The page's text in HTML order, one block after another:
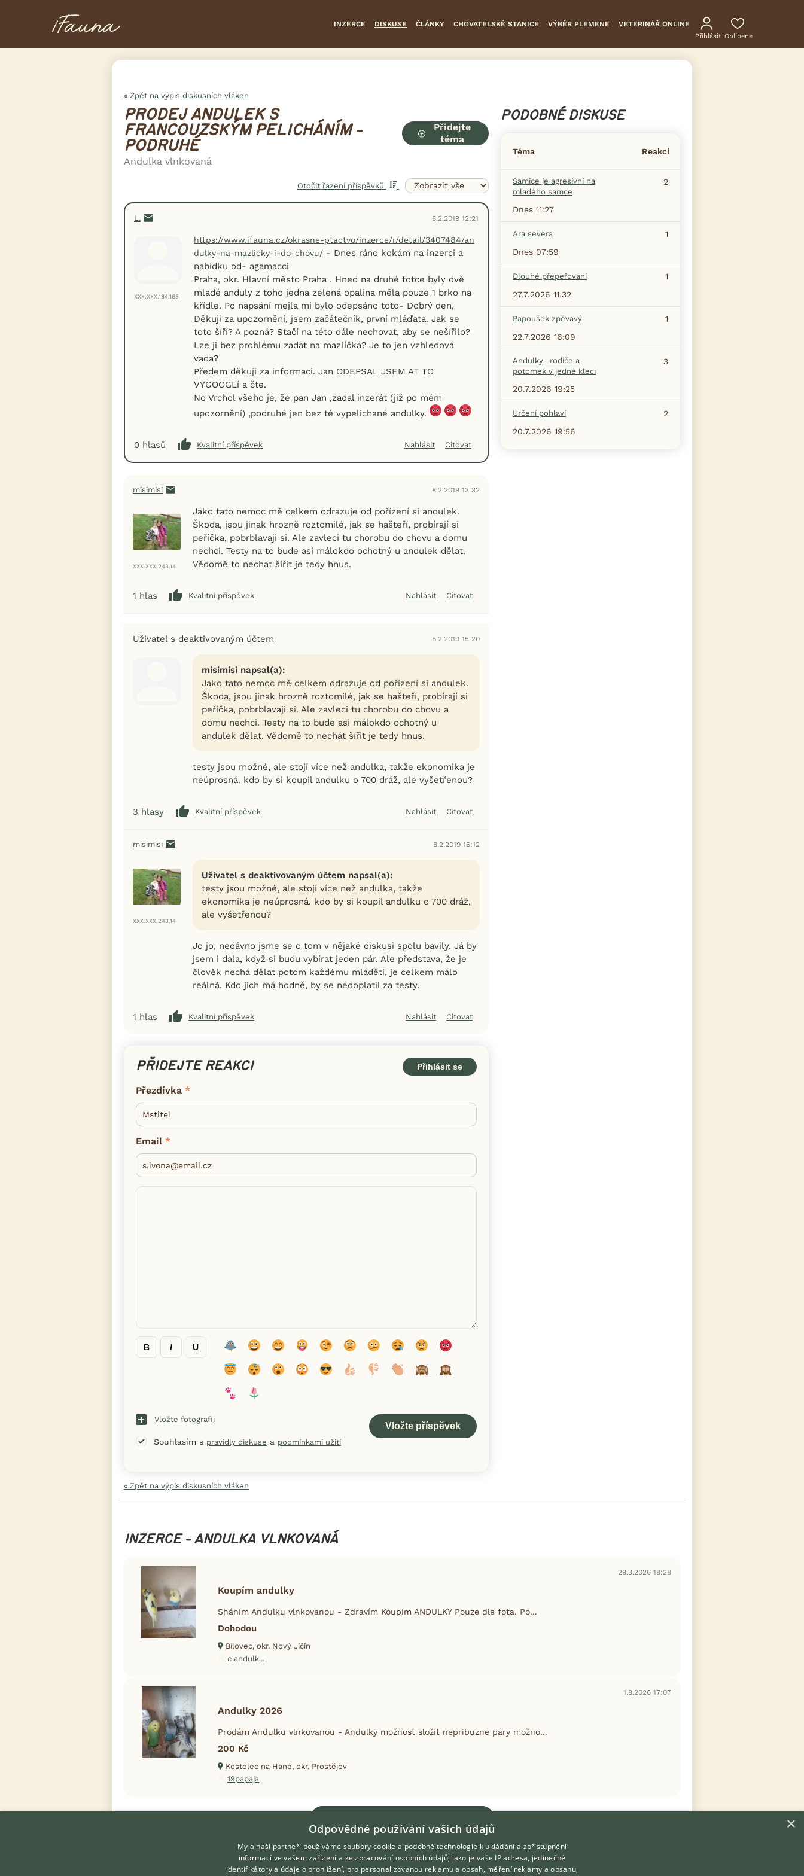
INZERCE DISKUSE ČLÁNKY CHOVATELSKÉ STANICE VÝBĚR PLEMENE VETERINÁŘ ONLINE
Přihlásit Oblíbené
« Zpět na výpis diskusních vláken
PRODEJ ANDULEK S
FRANCOUZSKÝM PELICHÁNÍM -
PODRUHÉ
Andulka vlnkovaná
Přidejte
téma
Otočit řazení příspěvků
L. 8.2.2019 12:21
XXX.XXX.184.165
https://www.ifauna.cz/okrasne-ptactvo/inzerce/r/detail/3407484/an
dulky-na-mazlicky-i-do-chovu/ - Dnes ráno kokám na inzerci a
nabídku od- agamacci
Praha, okr. Hlavní město Praha . Hned na druhé fotce byly dvě
mladé anduly z toho jedna zelená opalina měla pouze 1 brko na
křídle. Po napsání mejla mi bylo odepsáno toto- Dobrý den,
Děkuji za upozornění, jsem začátečník, první mláďata. Jak se
toto šíří? A pozná? Stačí na této dále nechovat, aby se nešířilo?
Lze ji bez problému zadat na mazlíčka? Je to jen vzhledová
vada?
Předem děkuji za informaci. Jan ODEPSAL JSEM AT TO
VYGOOGLí a čte.
No Vrchol všeho je, že pan Jan ,zadal inzerát (již po mém
upozornění) ,podruhé jen bez té vypelichané andulky.
0 hlasů Kvalitní příspěvek Nahlásit Citovat
misimisi 8.2.2019 13:32
XXX.XXX.243.14
Jako tato nemoc mě celkem odrazuje od pořízení si andulek.
Škoda, jsou jinak hrozně roztomilé, jak se hašteří, probírají si
peříčka, pobrblavaji si. Ale zavleci tu chorobu do chovu a domu
nechci. Testy na to bude asi málokdo ochotný u andulek dělat.
Vědomě to nechat šířit je tedy hnus.
1 hlas Kvalitní příspěvek Nahlásit Citovat
Uživatel s deaktivovaným účtem 8.2.2019 15:20
misimisi napsal(a):
Jako tato nemoc mě celkem odrazuje od pořízení si andulek.
Škoda, jsou jinak hrozně roztomilé, jak se hašteří, probírají si
peříčka, pobrblavaji si. Ale zavleci tu chorobu do chovu a
domu nechci. Testy na to bude asi málokdo ochotný u
andulek dělat. Vědomě to nechat šířit je tedy hnus.
testy jsou možné, ale stojí více než andulka, takže ekonomika je
neúprosná. kdo by si koupil andulku o 700 dráž, ale vyšetřenou?
3 hlasy Kvalitní příspěvek Nahlásit Citovat
misimisi 8.2.2019 16:12
XXX.XXX.243.14
Uživatel s deaktivovaným účtem napsal(a):
testy jsou možné, ale stojí více než andulka, takže
ekonomika je neúprosná. kdo by si koupil andulku o 700 dráž,
ale vyšetřenou?
Jo jo, nedávno jsme se o tom v nějaké diskusi spolu bavily. Já by
jsem i dala, když si budu vybírat jeden pár. Ale představa, že je
člověk nechá dělat potom každému mláděti, je celkem málo
reálná. Kdo jich má hodně, by se nedoplatil za testy.
1 hlas Kvalitní příspěvek Nahlásit Citovat
PŘIDEJTE REAKCI Přihlásit se
Přezdívka
Email
B I U
Vložte fotografii
Souhlasím s pravidly diskuse a podmínkami užití
« Zpět na výpis diskusních vláken
PODOBNÉ DISKUSE
Téma Reakcí
Samice je agresivní na
mladého samce
2
Dnes 11:27
Ara severa
1
Dnes 07:59
Dlouhé přepeřovaní
1
27.7.2026 11:32
Papoušek zpěvavý
1
22.7.2026 16:09
Andulky- rodiče a
potomek v jedné kleci
3
20.7.2026 19:25
Určení pohlaví
2
20.7.2026 19:56
INZERCE - ANDULKA VLNKOVANÁ
29.3.2026 18:28
Koupím andulky
Sháním Andulku vlnkovanou - Zdravím Koupím ANDULKY Pouze dle fota. Po...
Dohodou
Bílovec, okr. Nový Jičín
e.andulk...
1.8.2026 17:07
Andulky 2026
Prodám Andulku vlnkovanou - Andulky možnost složit nepribuzne pary možno...
200 Kč
Kostelec na Hané, okr. Prostějov
19papaja
×
Odpovědné používání vašich údajů
My a naši partneři používáme soubory cookie a podobné technologie k ukládání a zpřístupnění
informací ve vašem zařízení a ke zpracování osobních údajů, jako je vaše IP adresa, jedinečné
identifikátory a údaje o prohlížení, pro personalizovanou reklamu a obsah, měření reklamy a obsahu,